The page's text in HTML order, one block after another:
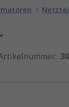
/
: